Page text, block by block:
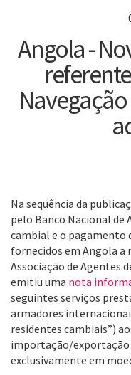
Angola -
Na sequência da
pelo Banco Nacional de
cambial e o pagamento
fornecidos em Angola a
Associação de Agentes
emitiu uma nota
seguintes serviços
armadores
residentes cambiais”)
importação/exportação
exclusivamente em